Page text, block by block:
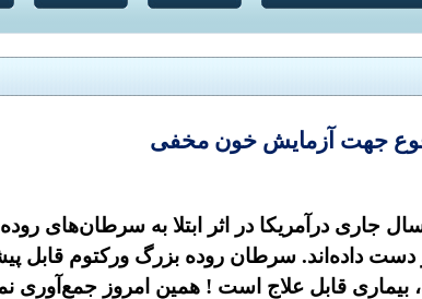
جهت آزمایش خون مخفی
55 نفر درسال جاری درآمریکا در اثر ابتلا به سرطان‌های
دست داده‌اند. سرطان روده بزرگ ورکتوم قابل
بیماری قابل علاج است ! همین امروز جمع‌آوری